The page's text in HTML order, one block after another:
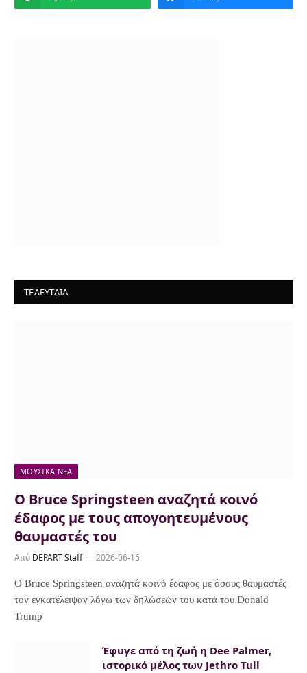
ΤΕΛΕΥΤΑΙΑ
ΜΟΥΣΙΚΆ ΝΈΑ
Ο Bruce Springsteen αναζητά κοινό
έδαφος με τους απογοητευμένους
θαυμαστές του
Από DEPART Staff 2026-06-15
Ο Bruce Springsteen αναζητά κοινό έδαφος με όσους θαυμαστές
τον εγκατέλειψαν λόγω των δηλώσεών του κατά του Donald
Trump
Έφυγε από τη ζωή η Dee Palmer,
ιστορικό μέλος των Jethro Tull